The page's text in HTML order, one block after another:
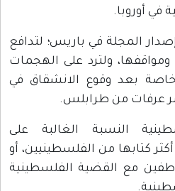
في أوروبا.
المجلة في باريس؛ لتدافع
ولترد على الهجمات
بعد وقوع الانشقاق في
عرفات من طرابلس.
النسبة الغالبة على
كتابها من الفلسطينيين، أو
مع القضية الفلسطينية